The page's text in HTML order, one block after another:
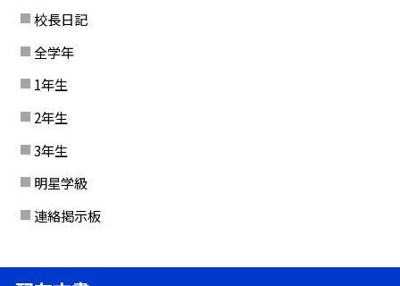
校長日記
全学年
1年生
2年生
3年生
明星学級
連絡掲示板